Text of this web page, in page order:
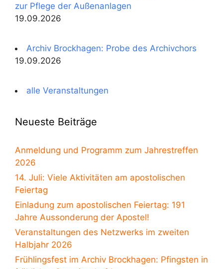
zur Pflege der Außenanlagen
19.09.2026
Archiv Brockhagen: Probe des Archivchors
19.09.2026
alle Veranstaltungen
Neueste Beiträge
Anmeldung und Programm zum Jahrestreffen
2026
14. Juli: Viele Aktivitäten am apostolischen
Feiertag
Einladung zum apostolischen Feiertag: 191
Jahre Aussonderung der Apostel!
Veranstaltungen des Netzwerks im zweiten
Halbjahr 2026
Frühlingsfest im Archiv Brockhagen: Pfingsten in